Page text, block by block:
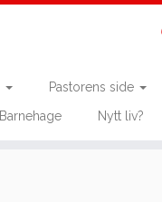
Pastorens side
Barnehage Nytt liv?